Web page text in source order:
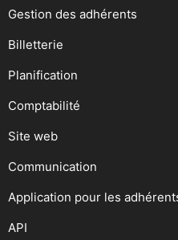
Gestion des adhérents
Billetterie
Planification
Comptabilité
Site web
Communication
Application pour les
API